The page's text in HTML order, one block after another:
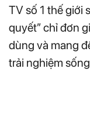
TV số 1 thế giới
quyết” chỉ đơn
dùng và mang
trải nghiệm